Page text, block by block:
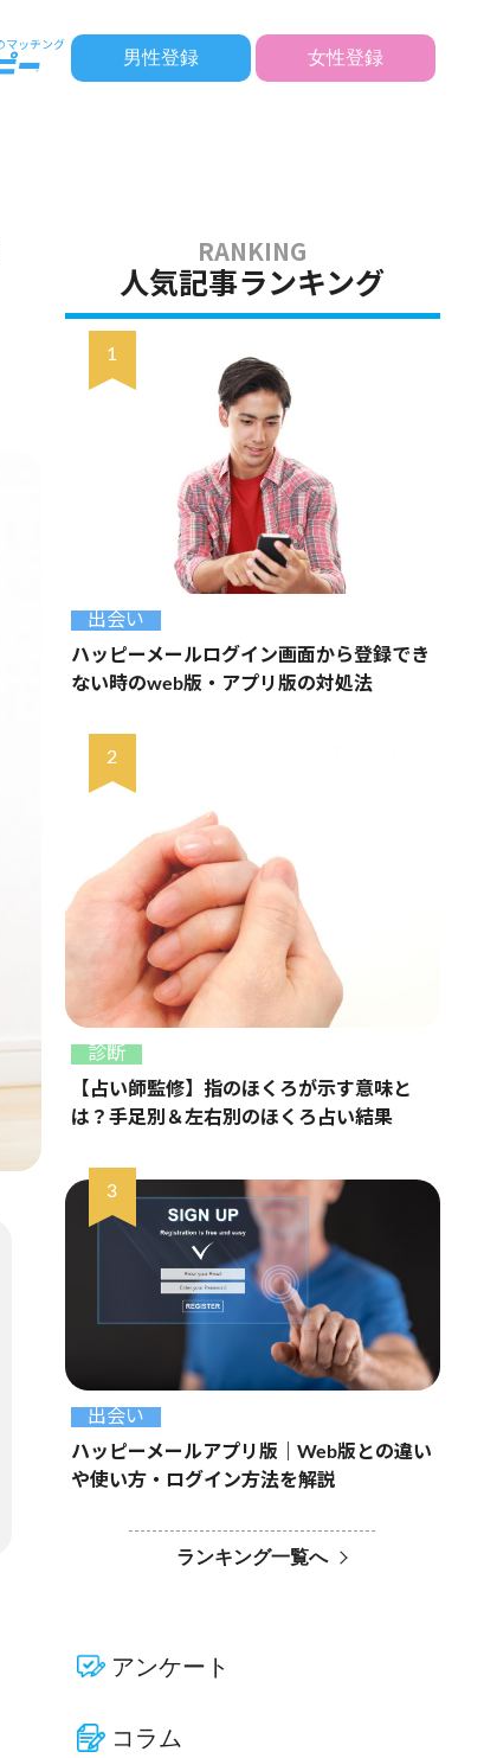
男性登録 女性登録
人気記事ランキング
出会い
ハッピーメールログイン画面から登録でき
ない時のweb版・アプリ版の対処法
診断
【占い師監修】指のほくろが示す意味と
は？手足別＆左右別のほくろ占い結果
出会い
ハッピーメールアプリ版｜Web版との違い
や使い方・ログイン方法を解説
ランキング一覧へ
アンケート
コラム